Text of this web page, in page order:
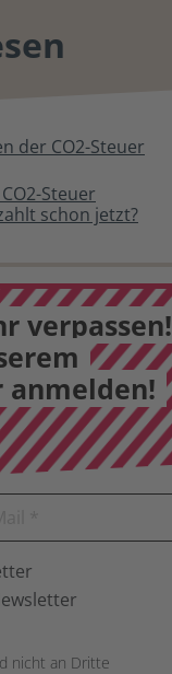
der CO2-Steuer
Steuer
schon jetzt?
verpassen!
nicht an Dritte